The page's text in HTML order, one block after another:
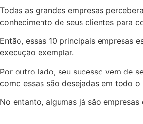
Todas as grandes empresas
conhecimento de seus clientes para
Então, essas 10 principais empresas
execução exemplar.
Por outro lado, seu sucesso vem de
como essas são desejadas em todo o
No entanto, algumas já são